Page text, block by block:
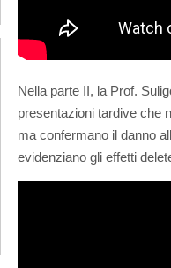
Nella parte II, la Prof.
presentazioni tardive che
ma confermano il danno
evidenziano gli effetti